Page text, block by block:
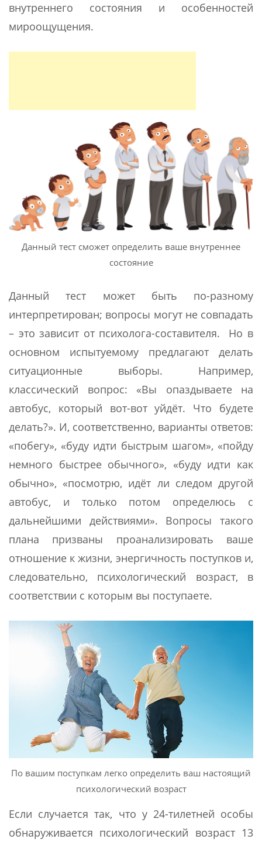
внутреннего состояния и особенностей
мироощущения.
Данный тест сможет определить ваше внутреннее
состояние
Данный тест может быть по-разному
интерпретирован; вопросы могут не совпадать
– это зависит от психолога-составителя. Но в
основном испытуемому предлагают делать
ситуационные выборы. Например,
классический вопрос: «Вы опаздываете на
автобус, который вот-вот уйдёт. Что будете
делать?». И, соответственно, варианты ответов:
«побегу», «буду идти быстрым шагом», «пойду
немного быстрее обычного», «буду идти как
обычно», «посмотрю, идёт ли следом другой
автобус, и только потом определюсь с
дальнейшими действиями». Вопросы такого
плана призваны проанализировать ваше
отношение к жизни, энергичность поступков и,
следовательно, психологический возраст, в
соответствии с которым вы поступаете.
По вашим поступкам легко определить ваш настоящий
психологический возраст
Если случается так, что у 24-тилетней особы
обнаруживается психологический возраст 13